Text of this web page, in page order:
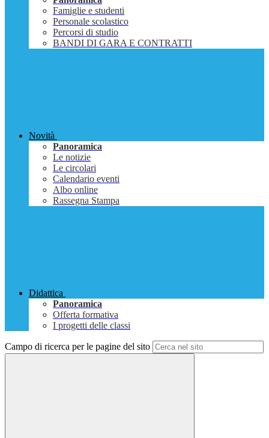
Famiglie e studenti
Personale scolastico
Percorsi di studio
BANDI DI GARA E CONTRATTI
Novità
Panoramica
Le notizie
Le circolari
Calendario eventi
Albo online
Rassegna Stampa
Didattica
Panoramica
Offerta formativa
I progetti delle classi
Campo di ricerca per le pagine del sito